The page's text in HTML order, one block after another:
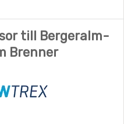
till Bergeralm-
Brenner